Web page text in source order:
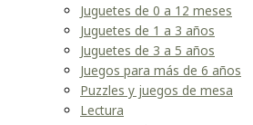
Juguetes de 0 a 12 meses
Juguetes de 1 a 3 años
Juguetes de 3 a 5 años
Juegos para más de 6 años
Puzzles y juegos de mesa
Lectura